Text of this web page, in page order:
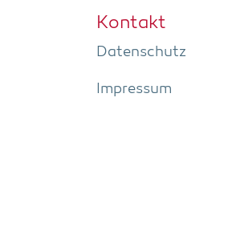
Kon­takt
Daten­schutz
Impres­sum